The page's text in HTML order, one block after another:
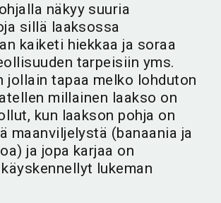
näkyy suuria
sillä laaksossa
kaiketi hiekkaa ja soraa
tarpeisiin yms.
jollain tapaa melko lohduton
millainen laakso on
kun laakson pohja on
maanviljelystä (banaania ja
ja jopa karjaa on
lukeman